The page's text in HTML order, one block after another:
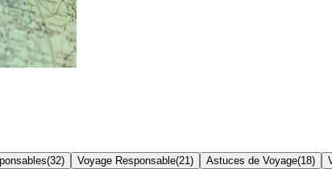
(32) Voyage Responsable(21 ) Astuces de Voyage(18)